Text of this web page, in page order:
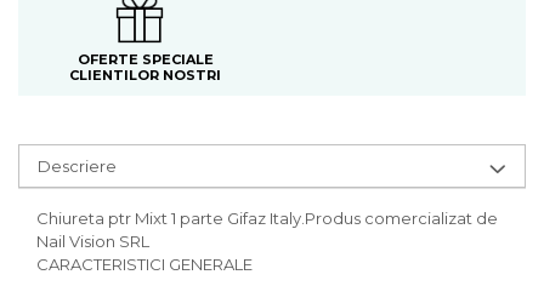
OFERTE SPECIALE
CLIENTILOR NOSTRI
Descriere
Chiureta ptr Mixt 1 parte Gifaz Italy.Produs comercializat de
Nail Vision SRL
CARACTERISTICI GENERALE